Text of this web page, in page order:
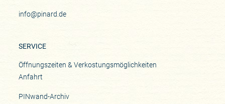
info@pinard.de
SERVICE
Öffnungszeiten & Verkostungsmöglichkeiten
Anfahrt
PINwand-Archiv